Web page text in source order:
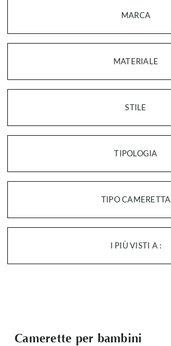
MARCA
MATERIALE
STILE
TIPOLOGIA
TIPO CAMERETTA
I PIÙ VISTI A :
Camerette per bambini